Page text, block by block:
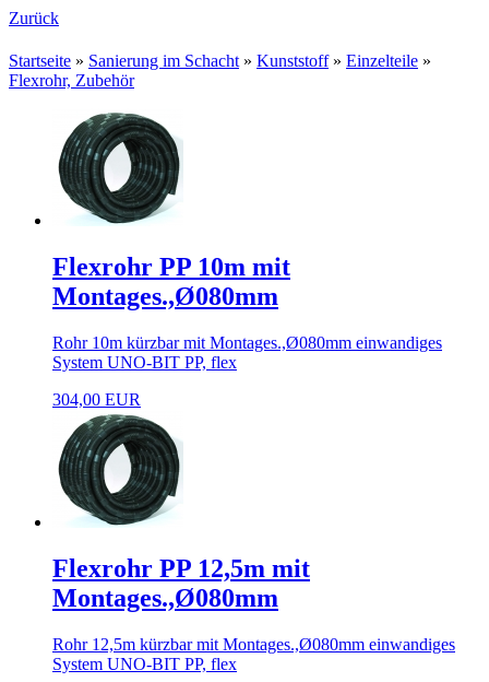
Zurück
Startseite » Sanierung im Schacht» Kunststoff» Einzelteile »
Flexrohr, Zubehör
Flexrohr PP 10m mit
Montages.,Ø080mm
Rohr 10m kürzbar mit Montages.,Ø080mm einwandiges
System UNO-BIT PP, flex
304,00 EUR
Flexrohr PP 12,5m mit
Montages.,Ø080mm
Rohr 12,5m kürzbar mit Montages.,Ø080mm einwandiges
System UNO-BIT PP, flex